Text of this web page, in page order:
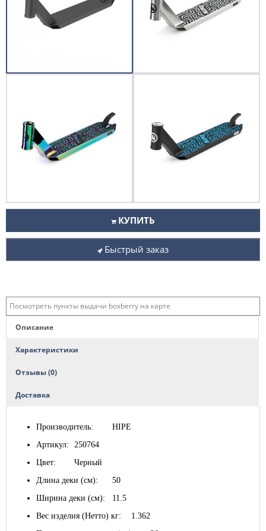
КУПИТЬ
Быстрый заказ
Посмотреть пункты выдачи boxberry на карте
Описание
Характеристики
Отзывы (0)
Доставка
Производитель:
HIPE
Артикул:
250764
Цвет:
Черный
Длина деки (см):
50
Ширина деки (см):
11.5
Вес изделия (Нетто) кг:
1.362